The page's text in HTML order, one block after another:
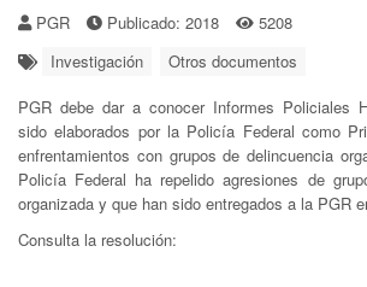
PGR Publicado: 2018
5208
Investigación
Otros documentos
PGR debe dar a conocer Informes Policiales
sido elaborados por la Policía Federal como
enfrentamientos con grupos de delincuencia
Policía Federal ha repelido agresiones de
organizada y que han sido entregados a la PGR
Consulta la resolución: